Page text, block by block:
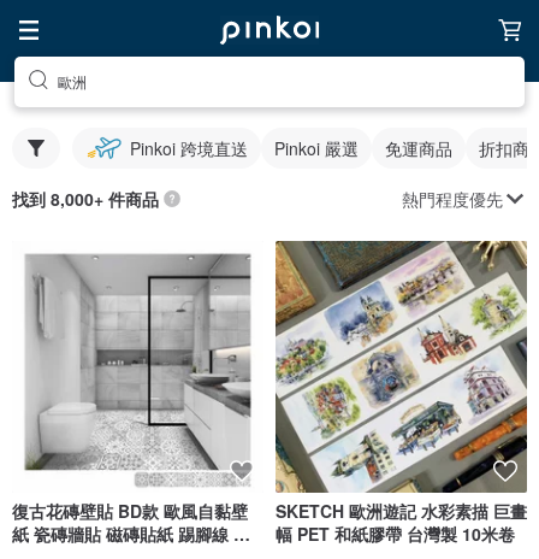
歐洲
Pinkoi 跨境直送 Pinkoi 嚴選 免運商品 折扣商
找到 8,000+ 件商品 熱門程度優先
復古花磚壁貼 BD款 歐風自黏壁
紙 瓷磚牆貼 磁磚貼紙 踢腳線 防
SKETCH 歐洲遊記 水彩素描 巨畫
幅 PET 和紙膠帶 台灣製 10米卷